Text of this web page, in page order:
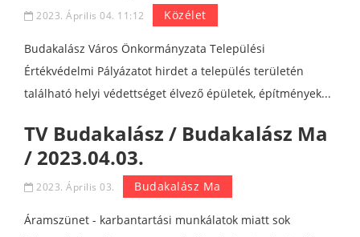
2023. Április 04. 11:12 Közélet
Budakalász Város Önkormányzata Települési
Értékvédelmi Pályázatot hirdet a település területén
található helyi védettséget élvező épületek, építmények...
TV Budakalász / Budakalász Ma
/ 2023.04.03.
2023. Április 03. Budakalász Ma
Áramszünet - karbantartási munkálatok miatt sok